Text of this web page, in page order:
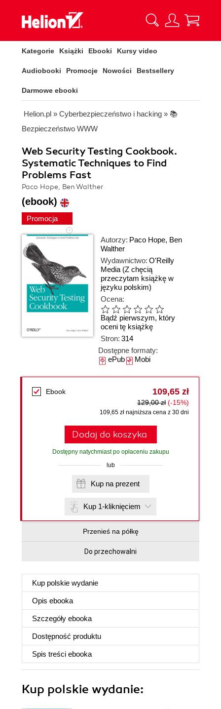
Kategorie Książki Ebooki Kursy video
Audiobooki Promocje Nowości Bestsellery
Darmowe ebooki
Helion.pl » Cyberbezpieczeństwo i hacking » 📚
Bezpieczeństwo WWW
Web Security Testing Cookbook.
Systematic Techniques to Find
Problems Fast
Paco Hope, Ben Walther
(ebook)
Promocja
Autorzy: Paco Hope, Ben
Walther
Wydawnictwo: O'Reilly
Media (Z chęcią
przeczytam książkę w
języku polskim)
Ocena:
Bądź pierwszym, który
oceni tę książkę
Stron: 314
Dostępne formaty:
ePubMobi
Ebook 109,65 zł
129,00 zł (-15%)
109,65 zł najniższa cena z 30 dni
Dodaj do koszyka
Dostępny natychmiast po opłaceniu zakupu
lub
Kup na prezent
Kup 1-kliknięciem
Przenieś na półkę
Do przechowalni
Kup polskie wydanie
Opis ebooka
Szczegóły ebooka
Dostępność produktu
Spis treści ebooka
Kup polskie wydanie: